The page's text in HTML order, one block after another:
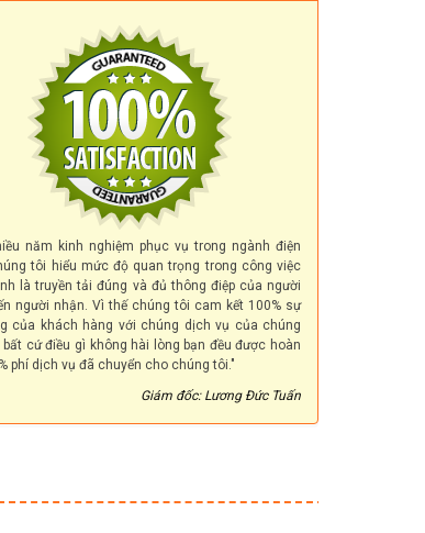
năm kinh nghiệm phục vụ trong ngành điện
tôi hiểu mức độ quan trọng trong công việc
là truyền tải đúng và đủ thông điệp của người
người nhận. Vì thế chúng tôi cam kết 100% sự
của khách hàng với chúng dịch vụ của chúng
cứ điều gì không hài lòng bạn đều được hoàn
phí dịch vụ đã chuyển cho chúng tôi."
Giám đốc: Lương Đức Tuấn